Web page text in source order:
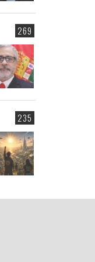
269
235